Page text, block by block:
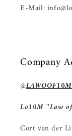
E-Mail:
Company
@
Lo10M ''Law
Cort van der